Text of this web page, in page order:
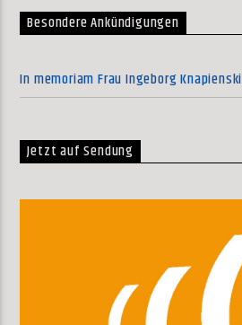
Besondere Ankündigungen
In memoriam Frau Ingeborg Knapienski
Jetzt auf Sendung